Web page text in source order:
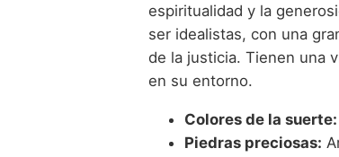
espiritualidad y la
ser idealistas, con una
de la justicia. Tienen una
en su entorno.
Colores de la suerte:
Piedras preciosas: